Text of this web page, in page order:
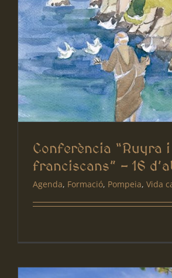
Conferència “Ruyra
franciscans” – 16
Agenda, Formació, Pompeia, Vida